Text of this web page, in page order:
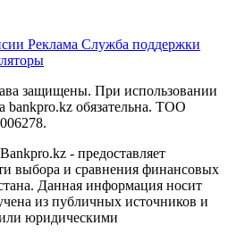
Реклама Служба поддержки
защищены. При использовании
bankpro.kz обязательна. ТОО
- предоставляет
выбора и сравнения финансовых
Данная информация носит
из публичных источников и
юридическими